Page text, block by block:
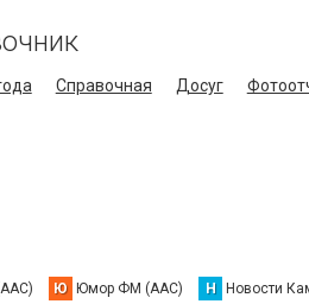
Справочная Досуг
Ю Юмор ФМ (AAC) Н Новости